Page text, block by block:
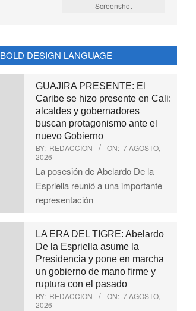
Screenshot
BOLD DESIGN LANGUAGE
GUAJIRA PRESENTE: El
Caribe se hizo presente en Cali:
alcaldes y gobernadores
buscan protagonismo ante el
nuevo Gobierno
BY: REDACCION ON: 7 AGOSTO,
2026
La posesión de Abelardo De la
Espriella reunió a una importante
representación
LA ERA DEL TIGRE: Abelardo
De la Espriella asume la
Presidencia y pone en marcha
un gobierno de mano firme y
ruptura con el pasado
BY: REDACCION ON: 7 AGOSTO,
2026